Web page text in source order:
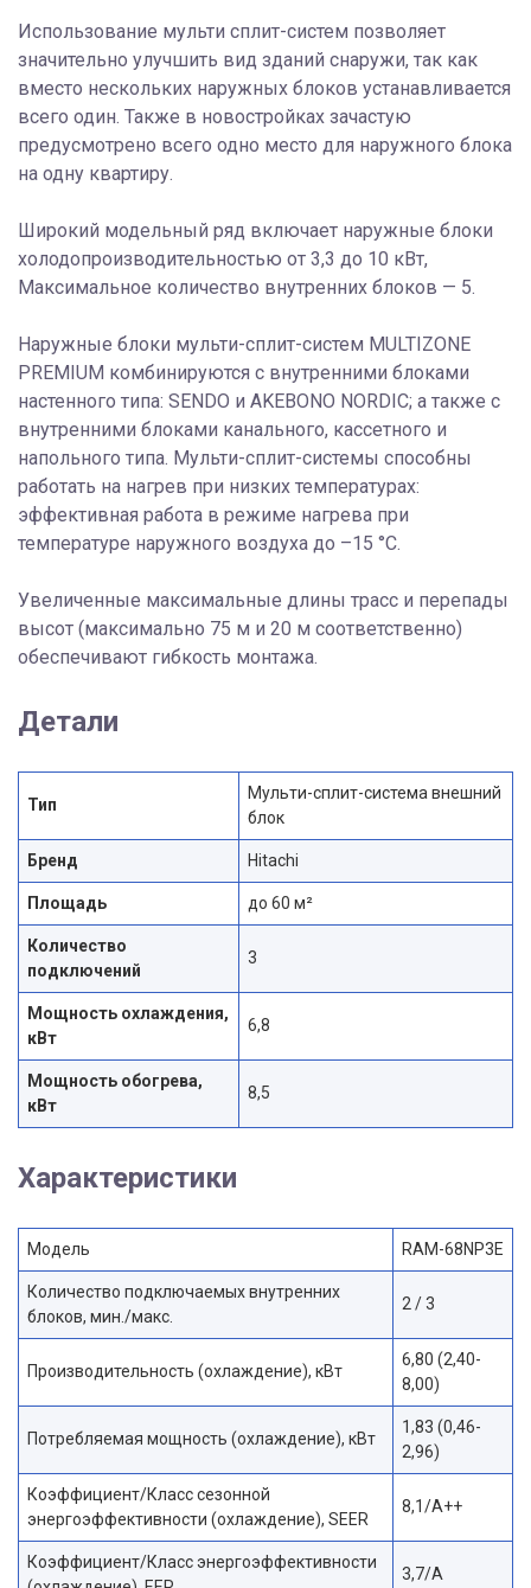
Использование мульти сплит-систем позволяет
значительно улучшить вид зданий снаружи, так как
вместо нескольких наружных блоков устанавливается
всего один. Также в новостройках зачастую
предусмотрено всего одно место для наружного блока
на одну квартиру.
Широкий модельный ряд включает наружные блоки
холодопроизводительностью от 3,3 до 10 кВт,
Максимальное количество внутренних блоков — 5.
Наружные блоки мульти-сплит-систем MULTIZONE
PREMIUM комбинируются с внутренними блоками
настенного типа: SENDO и AKEBONO NORDIC; а также с
внутренними блоками канального, кассетного и
напольного типа. Мульти-сплит-системы способны
работать на нагрев при низких температурах:
эффективная работа в режиме нагрева при
температуре наружного воздуха до –15 °C.
Увеличенные максимальные длины трасс и перепады
высот (максимально 75 м и 20 м соответственно)
обеспечивают гибкость монтажа.
Детали
Тип
Мульти-сплит-система внешний
блок
Бренд Hitachi
Площадь до 60 м²
Количество
подключений
3
Мощность охлаждения,
кВт
6,8
Мощность обогрева,
кВт
8,5
Характеристики
Модель RAM-68NP3E
Количество подключаемых внутренних
блоков, мин./макс.
2 / 3
Производительность (охлаждение), кВт
6,80 (2,40-
8,00)
Потребляемая мощность (охлаждение), кВт
1,83 (0,46-
2,96)
Коэффициент/Класс сезонной
энергоэффективности (охлаждение), SEER
8,1/A++
Коэффициент/Класс энергоэффективности
3,7/A